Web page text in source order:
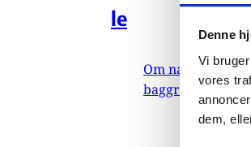
Denne
Vi
vores
dem,
le
Om nævnets